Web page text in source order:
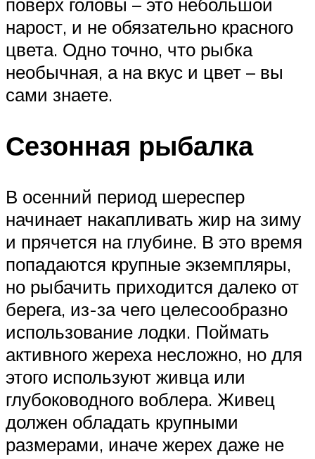
нарост, и не обязательно красного
цвета. Одно точно, что рыбка
необычная, а на вкус и цвет – вы
сами знаете.
Сезонная рыбалка
В осенний период шереспер
начинает накапливать жир на зиму
и прячется на глубине. В это время
попадаются крупные экземпляры,
но рыбачить приходится далеко от
берега, из-за чего целесообразно
использование лодки. Поймать
активного жереха несложно, но для
этого используют живца или
глубоководного воблера. Живец
должен обладать крупными
размерами, иначе жерех даже не